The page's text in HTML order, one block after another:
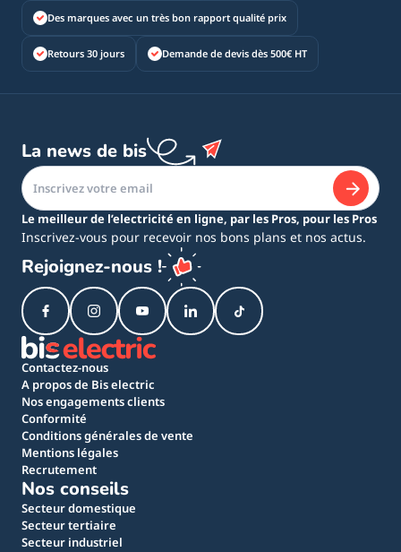
Des marques avec un très bon rapport qualité prix
Retours 30 jours Demande de devis dès 500€ HT
La news de bis
Le meilleur de l’electricité en ligne, par les Pros, pour les Pros
Inscrivez-vous pour recevoir nos bons plans et nos actus.
Rejoignez-nous !
Contactez-nous
A propos de Bis electric
Nos engagements clients
Conformité
Conditions générales de vente
Mentions légales
Recrutement
Nos conseils
Secteur domestique
Secteur tertiaire
Secteur industriel